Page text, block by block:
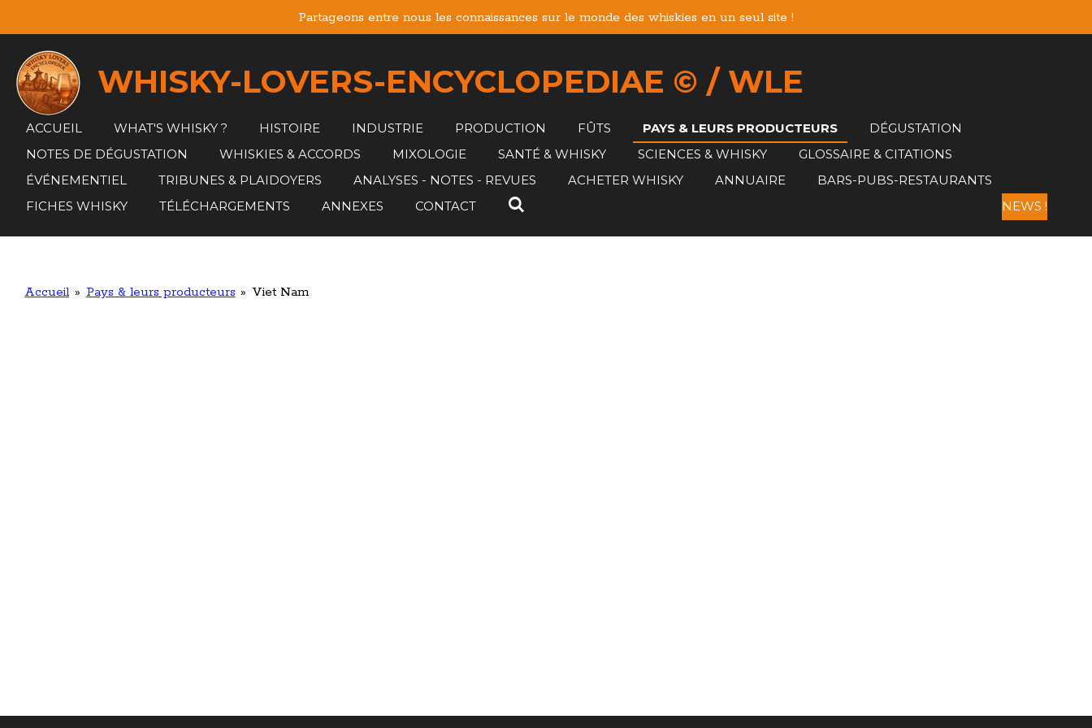
au
contenu
principal
Partageons entre nous les connaissances sur le monde des whiskies en un seul site !
WHISKY-LOVERS-ENCYCLOPEDIAE © / WLE
ACCUEIL WHAT'S WHISKY ? HISTOIRE INDUSTRIE PRODUCTION FÛTS PAYS & LEURS PRODUCTEURS
DÉGUSTATION
NOTES DE DÉGUSTATION
WHISKIES & ACCORDS MIXOLOGIE SANTÉ & WHISKY SCIENCES & WHISKY
GLOSSAIRE & CITATIONS
ÉVÉNEMENTIEL
TRIBUNES & PLAIDOYERS ANALYSES - NOTES - REVUES ACHETER WHISKY ANNUAIRE
BARS-PUBS-RESTAURANTS
FICHES WHISKY
TÉLÉCHARGEMENTS ANNEXES CONTACT NEWS !
Accueil » Pays & leurs producteurs » Viet Nam